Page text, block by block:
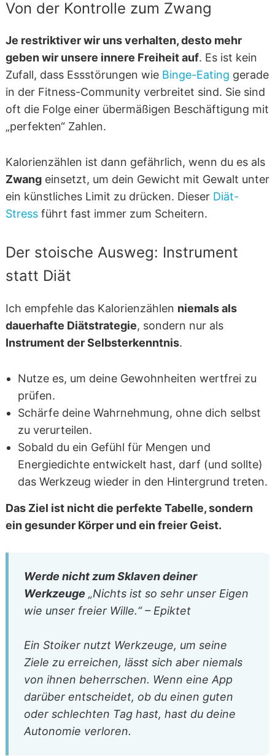
Von der Kontrolle zum Zwang
Je restriktiver wir uns verhalten, desto mehr
geben wir unsere innere Freiheit auf. Es ist kein
Zufall, dass Essstörungen wie Binge-Eating gerade
in der Fitness-Community verbreitet sind. Sie sind
oft die Folge einer übermäßigen Beschäftigung mit
„perfekten“ Zahlen.
Kalorienzählen ist dann gefährlich, wenn du es als
Zwangeinsetzt, um dein Gewicht mit Gewalt unter
ein künstliches Limit zu drücken. Dieser Diät-
Stress führt fast immer zum Scheitern.
Der stoische Ausweg: Instrument
statt Diät
Ich empfehle das Kalorienzählen niemals als
dauerhafte Diätstrategie, sondern nur als
Instrument der Selbsterkenntnis.
Nutze es, um deine Gewohnheiten wertfrei zu
prüfen.
Schärfe deine Wahrnehmung, ohne dich selbst
zu verurteilen.
Sobald du ein Gefühl für Mengen und
Energiedichte entwickelt hast, darf (und sollte)
das Werkzeug wieder in den Hintergrund treten.
Das Ziel ist nicht die perfekte Tabelle, sondern
ein gesunder Körper und ein freier Geist.
Werde nicht zum Sklaven deiner
Werkzeuge „Nichts ist so sehr unser Eigen
wie unser freier Wille.“ – Epiktet
Ein Stoiker nutzt Werkzeuge, um seine
Ziele zu erreichen, lässt sich aber niemals
von ihnen beherrschen. Wenn eine App
darüber entscheidet, ob du einen guten
oder schlechten Tag hast, hast du deine
Autonomie verloren.